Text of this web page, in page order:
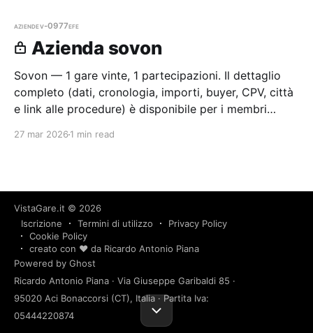
aziendev-0977efe
Azienda sovon
Sovon — 1 gare vinte, 1 partecipazioni. Il dettaglio
completo (dati, cronologia, importi, buyer, CPV, città
e link alle procedure) è disponibile per i membri
27 mar 2026 1 min read
VistaGare.it © 2026
Iscrizione
Termini di utilizzo
Privacy Policy
Cookie Policy
creato con ❤️ da Ricardo Antonio Piana
Powered by Ghost
Ricardo Antonio Piana · Via Giuseppe Garibaldi 85 ·
95020 Aci Bonaccorsi (CT), Italia · Partita Iva:
05444220874